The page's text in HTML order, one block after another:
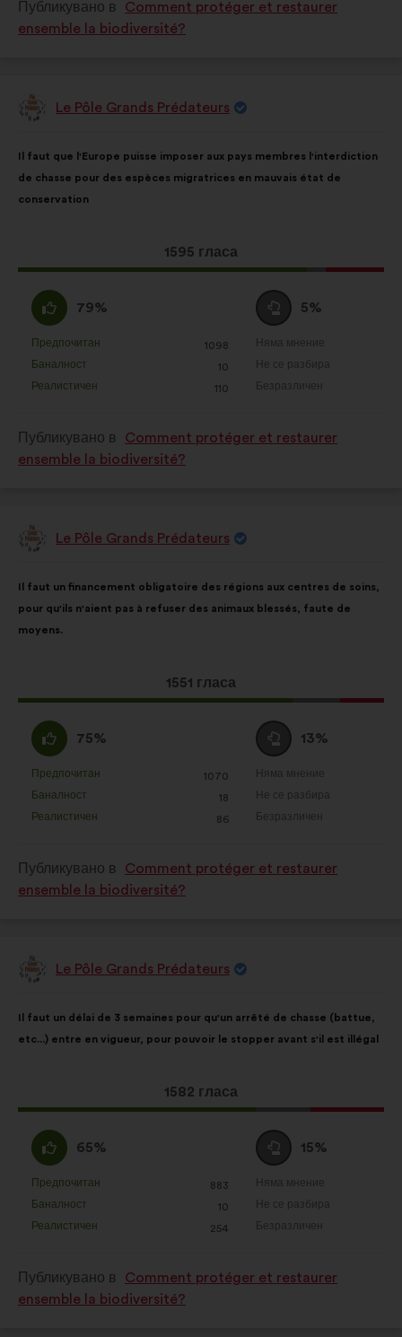
в
:
в
Публикувано в
Comment protéger et restaurer
ensemble la biodiversité?
ПредложениеLe Pôle Grands Prédateurs
на
предложението:
Il faut que l'Europe puisse imposer aux pays membres l'interdiction
de chasse pour des espèces migratrices en mauvais état de
conservation
Това
предложение
1595 гласа
разпределението
е:
Съгласен
съм
:
79%
в
:
Предпочитан
: 1098
пъти
Баналност
: 10
пъти
Реалистичен
: 110
пъти
Въздържал
се
:
5%
в
Няма мнение
:пъти
Не се разбира
:пъти
Безразличен
:пъти
Публикувано в
Comment protéger et restaurer
ensemble la biodiversité?
ПредложениеLe Pôle Grands Prédateurs
на
предложението:
Il faut un financement obligatoire des régions aux centres de soins,
pour qu'ils n'aient pas à refuser des animaux blessés, faute de
moyens.
Това
предложение
1551 гласа
разпределението
е:
Съгласен
съм
:
75%
в
:
Предпочитан
: 1070
пъти
Баналност
: 18
пъти
Реалистичен
: 86
пъти
Въздържал
се
:
13%
в
Няма мнение
:пъти
Не се разбира
:пъти
Безразличен
:пъти
Публикувано в
Comment protéger et restaurer
ensemble la biodiversité?
ПредложениеLe Pôle Grands Prédateurs
на
предложението:
Il faut un délai de 3 semaines pour qu'un arrêté de chasse (battue,
etc...) entre en vigueur, pour pouvoir le stopper avant s'il est illégal
Това
предложение
1582 гласа
разпределението
е:
Съгласен
съм
:
65%
в
:
Предпочитан
: 883
пъти
Баналност
: 10
пъти
Реалистичен
: 254
пъти
Въздържал
се
:
15%
в
Няма мнение
:пъти
Не се разбира
:пъти
Безразличен
:пъти
Публикувано в
Comment protéger et restaurer
ensemble la biodiversité?